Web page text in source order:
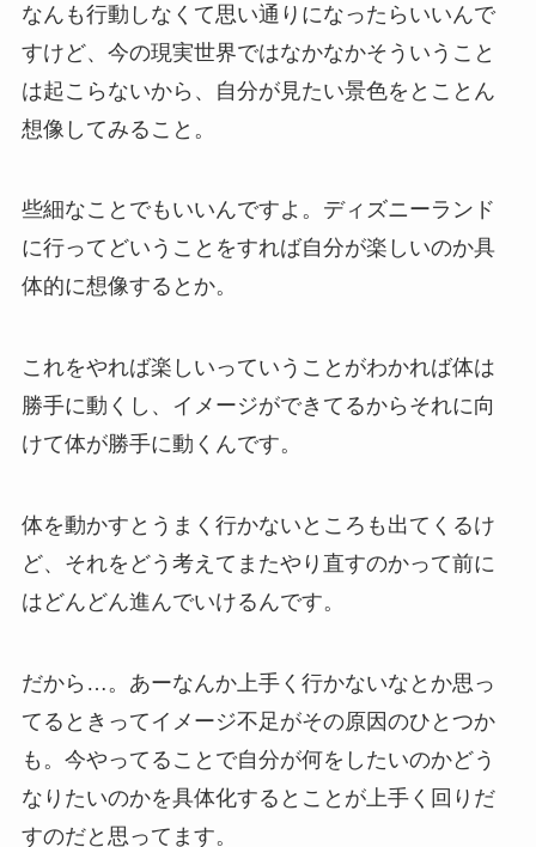
なんも行動しなくて思い通りになったらいいんで
すけど、今の現実世界ではなかなかそういうこと
は起こらないから、自分が見たい景色をとことん
想像してみること。
些細なことでもいいんですよ。ディズニーランド
に行ってどいうことをすれば自分が楽しいのか具
体的に想像するとか。
これをやれば楽しいっていうことがわかれば体は
勝手に動くし、イメージができてるからそれに向
けて体が勝手に動くんです。
体を動かすとうまく行かないところも出てくるけ
ど、それをどう考えてまたやり直すのかって前に
はどんどん進んでいけるんです。
だから…。あーなんか上手く行かないなとか思っ
てるときってイメージ不足がその原因のひとつか
も。今やってることで自分が何をしたいのかどう
なりたいのかを具体化するとことが上手く回りだ
すのだと思ってます。